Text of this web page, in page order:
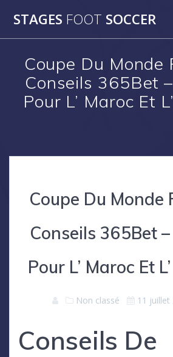
to
STAGES FOOT SOCCER
Coupe Du Monde
Conseils 365Bet
Pour L’ Maroc Et
Coupe Du Monde
Conseils 365Bet
Pour L’ Maroc Et
Non classé 11 juillet
Conseils De